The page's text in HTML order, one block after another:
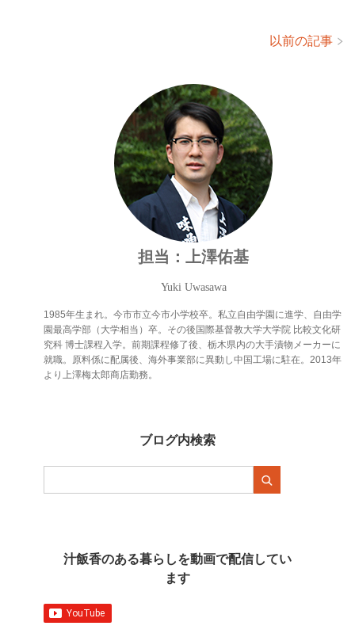
以前の記事
担当：上澤佑基
Yuki Uwasawa
1985年生まれ。今市市立今市小学校卒。私立自由学園に進学、自由学
園最高学部（大学相当）卒。その後国際基督教大学大学院 比較文化研
究科 博士課程入学。前期課程修了後、栃木県内の大手漬物メーカーに
就職。原料係に配属後、海外事業部に異動し中国工場に駐在。2013年
より上澤梅太郎商店勤務。
ブログ内検索
汁飯香のある暮らしを動画で配信してい
ます